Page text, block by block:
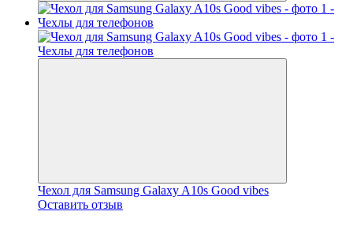
Чехол для Samsung Galaxy A10s Good vibes
Оставить отзыв